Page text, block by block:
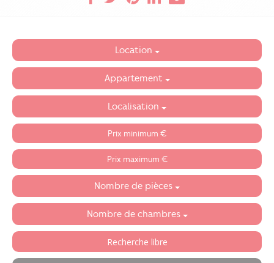
Location
Appartement
Localisation
Nombre de pièces
Nombre de chambres